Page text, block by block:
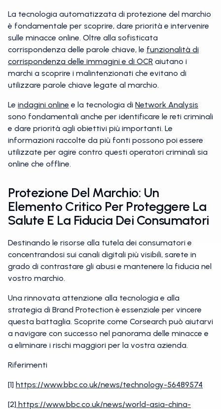
La tecnologia automatizzata di protezione del marchio
è fondamentale per scoprire, dare priorità e intervenire
sulle minacce online. Oltre alla sofisticata
corrispondenza delle parole chiave, le funzionalità di
corrispondenza delle immagini e di OCR aiutano i
marchi a scoprire i malintenzionati che evitano di
utilizzare parole chiave legate al marchio.
Le indagini online e la tecnologia di Network Analysis
sono fondamentali anche per identificare le reti criminali
e dare priorità agli obiettivi più importanti. Le
informazioni raccolte da più fonti possono poi essere
utilizzate per agire contro questi operatori criminali sia
online che offline.
Protezione Del Marchio: Un
Elemento Critico Per Proteggere La
Salute E La Fiducia Dei Consumatori
Destinando le risorse alla tutela dei consumatori e
concentrandosi sui canali digitali più visibili, sarete in
grado di contrastare gli abusi e mantenere la fiducia nel
vostro marchio.
Una rinnovata attenzione alla tecnologia e alla
strategia di Brand Protection è essenziale per vincere
questa battaglia. Scoprite come Corsearch può aiutarvi
a navigare con successo nel panorama delle minacce e
a eliminare i rischi maggiori per la vostra azienda.
Riferimenti
[1] https://www.bbc.co.uk/news/technology-56489574
[2] https://www.bbc.co.uk/news/world-asia-china-